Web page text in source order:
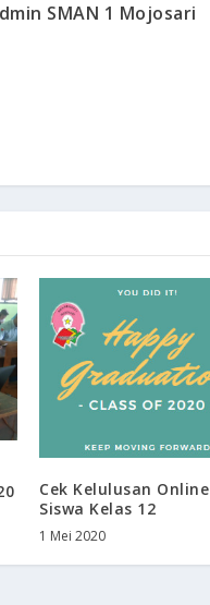
SMAN 1 Mojosari
Cek Kelulusan Online
Siswa Kelas 12
1 Mei 2020